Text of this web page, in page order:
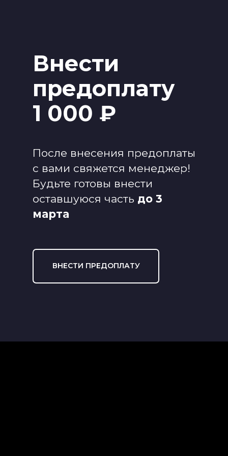
ВНЕСТИ ПРЕДОПЛАТУ
После внесения предоплаты
с вами свяжется менеджер!
Будьте готовы внести
оставшуюся часть до 3
марта
Внести
предоплату
1 000 ₽